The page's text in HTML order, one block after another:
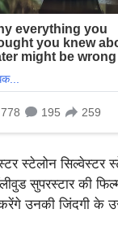
स्टेलोन
सुपरस्टार की
करेंगे उनकी जिंदगी